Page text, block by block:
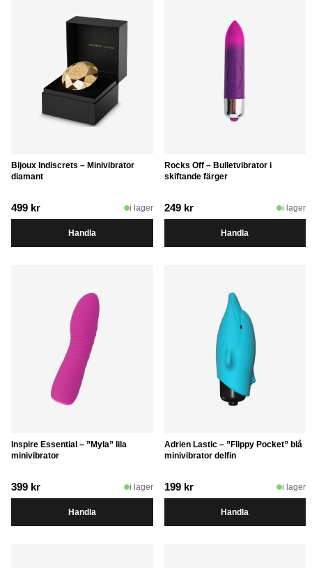
Bijoux Indiscrets – Minivibrator
diamant
499 kr i lager
Handla
Rocks Off – Bulletvibrator i
skiftande färger
249 kr i lager
Handla
Inspire Essential – ”Myla” lila
minivibrator
399 kr i lager
Handla
Adrien Lastic – ”Flippy Pocket” blå
minivibrator delfin
199 kr i lager
Handla